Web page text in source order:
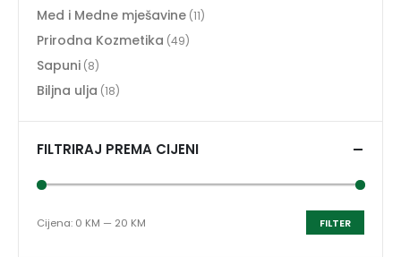
Med i Medne mješavine (11)
Prirodna Kozmetika (49)
Sapuni (8)
Biljna ulja (18)
FILTRIRAJ PREMA CIJENI
FILTER
Cijena: 0 KM — 20 KM